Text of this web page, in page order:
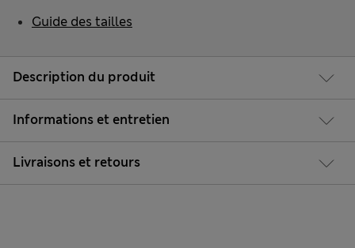
Description du produit
Informations et entretien
Livraisons et retours
Guide des tailles